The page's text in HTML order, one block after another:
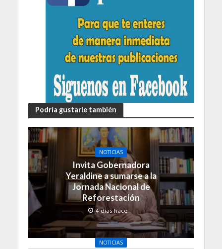
Podría gustarle también
NOTICIAS
Invita Gobernadora
Yeraldine a sumarse a la
Jornada Nacional de
Reforestación
4 días hace
NOTICIAS